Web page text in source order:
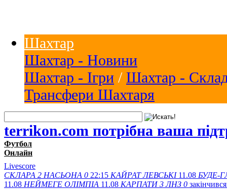
Шахтар
Шахтар - Новини
Шахтар - Ігри / Шахтар -
Трансфери Шахтаря
terrikon.com потрібна ваша
Футбол
Онлайн
Livescore
СКЛАРА 2 НАСЬОНА 0 22:15 КАЙРАТ ЛЕВСЬКІ 11.08 БУДЕ-
11.08 НЕЙМЕГЕ ОЛІМПІА 11.08 КАРПАТИ 3 ЛНЗ 0